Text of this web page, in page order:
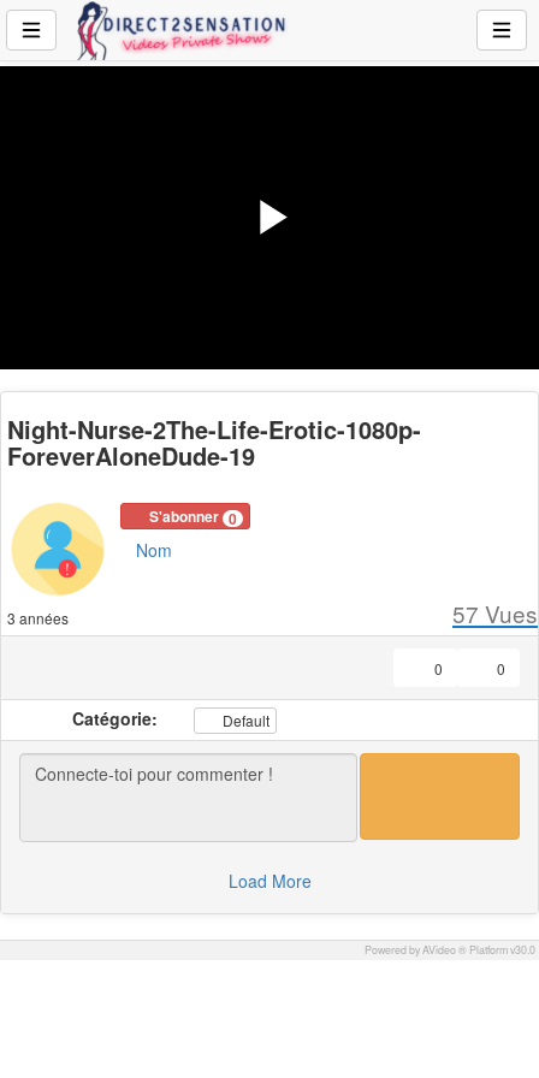
Video
Night-Nurse-2The-Life-Erotic-1080p-
ForeverAloneDude-19
S'abonner 0
Nom
3 années 57 Vues
0
0
Catégorie: Default
Load More
Powered by AVideo ® Platform v30.0